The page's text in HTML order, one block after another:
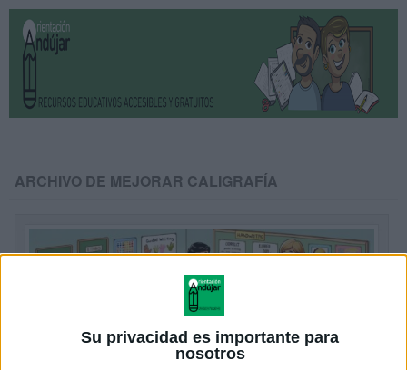
Su privacidad es importante para
nosotros
ARCHIVO DE MEJORAR CALIGRAFÍA